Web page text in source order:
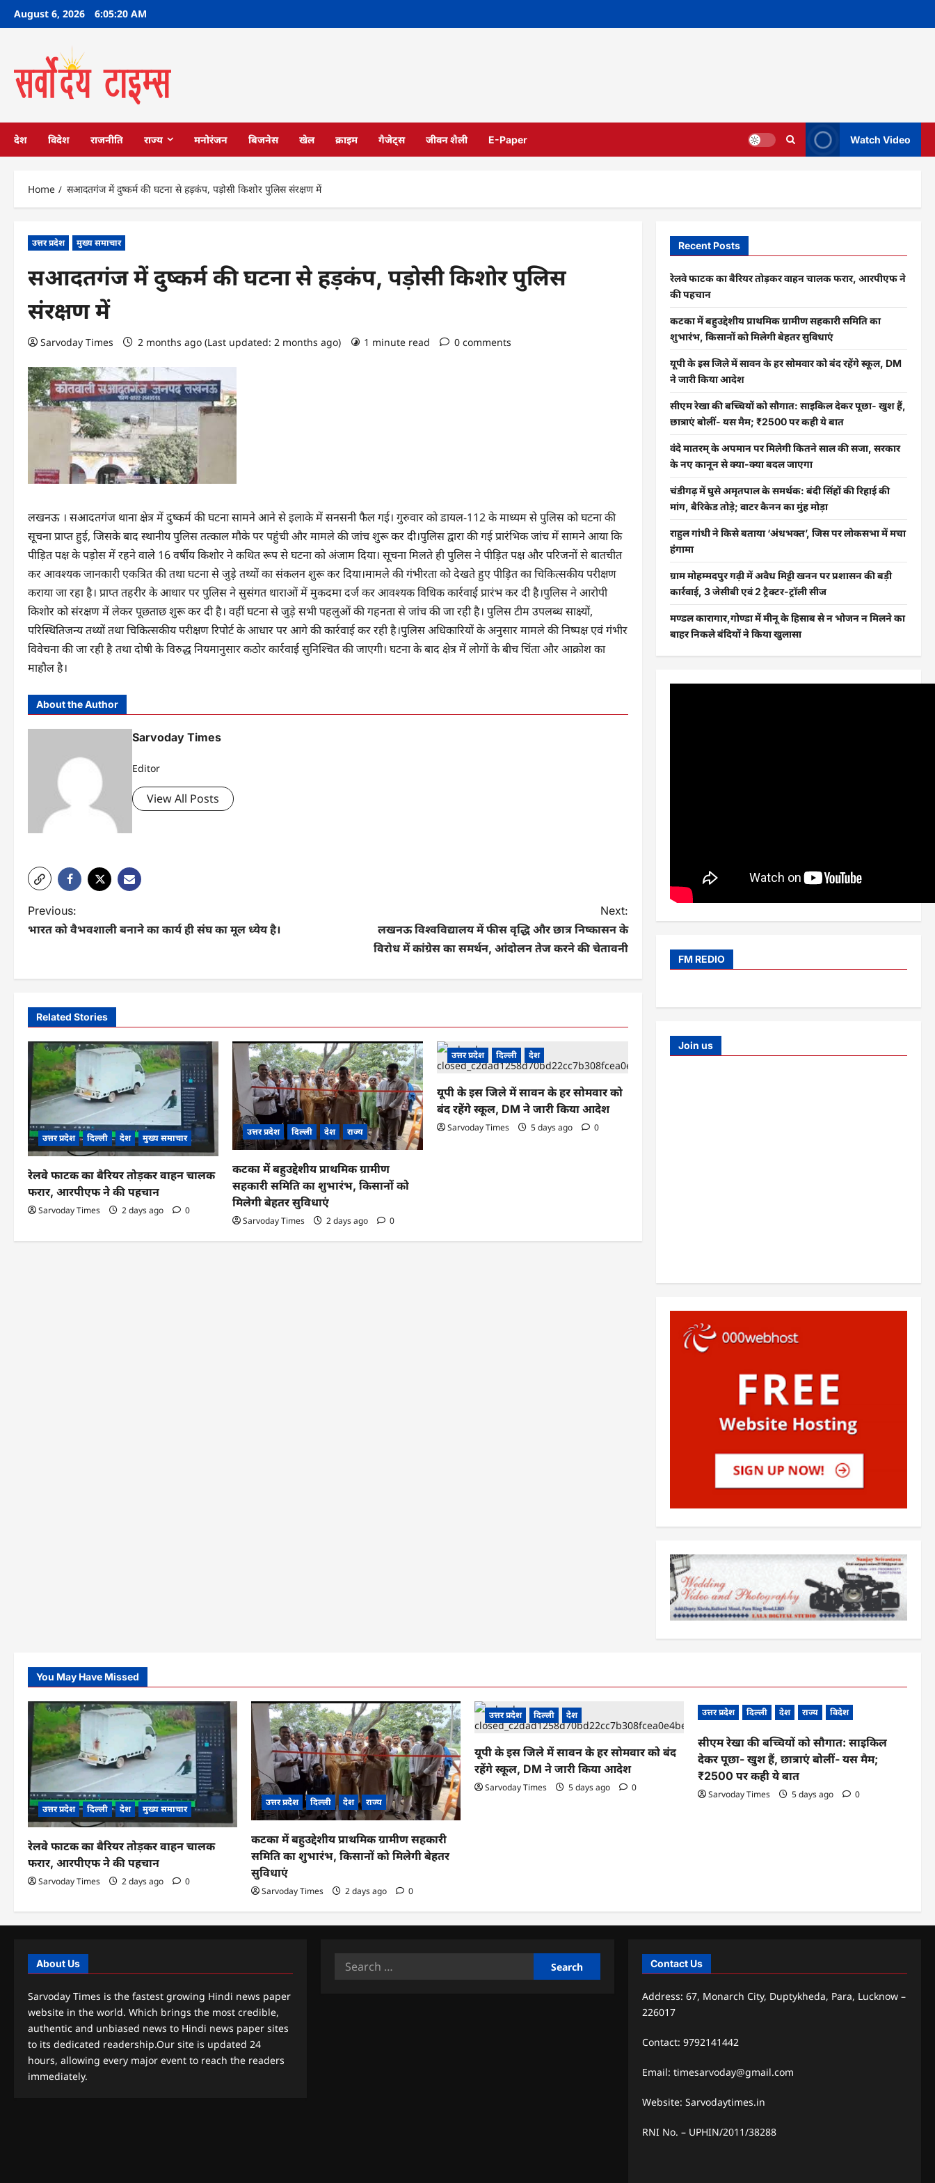
SkipAugust 6, 2026 6:05:21 AM
देश विदेश राजनीति राज्य मनोरंजन बिजनेस खेल क्राइम गैजेट्स जीवन शैली E-Paper Watch Video
Home सआदतगंज में दुष्कर्म की घटना से हड़कंप, पड़ोसी किशोर पुलिस संरक्षण में
उत्तर प्रदेश मुख्य समाचार
सआदतगंज में दुष्कर्म की घटना से हड़कंप, पड़ोसी किशोर पुलिस
संरक्षण में
Sarvoday Times 2 months ago (Last updated: 2 months ago) 1 minute read 0 comments
लखनऊ । सआदतगंज थाना क्षेत्र में दुष्कर्म की घटना सामने आने से इलाके में सनसनी फैल गई। गुरुवार को डायल-112 के माध्यम से पुलिस को घटना की
सूचना प्राप्त हुई, जिसके बाद स्थानीय पुलिस तत्काल मौके पर पहुंची और मामले की जांच शुरू कर दी।पुलिस द्वारा की गई प्रारंभिक जांच में सामने आया कि
पीड़ित पक्ष के पड़ोस में रहने वाले 16 वर्षीय किशोर ने कथित रूप से घटना को अंजाम दिया। सूचना मिलते ही पुलिस ने पीड़ित पक्ष और परिजनों से बातचीत
कर आवश्यक जानकारी एकत्रित की तथा घटना से जुड़े तथ्यों का संकलन शुरू कर दिया।मामले की गंभीरता को देखते हुए पीड़ित का चिकित्सकीय परीक्षण
कराया जा रहा है। प्राप्त तहरीर के आधार पर पुलिस ने सुसंगत धाराओं में मुकदमा दर्ज कर आवश्यक विधिक कार्रवाई प्रारंभ कर दी है।पुलिस ने आरोपी
किशोर को संरक्षण में लेकर पूछताछ शुरू कर दी है। वहीं घटना से जुड़े सभी पहलुओं की गहनता से जांच की जा रही है। पुलिस टीम उपलब्ध साक्ष्यों,
परिस्थितिजन्य तथ्यों तथा चिकित्सकीय परीक्षण रिपोर्ट के आधार पर आगे की कार्रवाई कर रही है।पुलिस अधिकारियों के अनुसार मामले की निष्पक्ष एवं गंभीर
विवेचना की जा रही है तथा दोषी के विरुद्ध नियमानुसार कठोर कार्रवाई सुनिश्चित की जाएगी। घटना के बाद क्षेत्र में लोगों के बीच चिंता और आक्रोश का
माहौल है।
About the Author
Sarvoday Times
Editor
View All Posts
P
o
n
a
v
g
a
t
i
o
n
Previous:
भारत को वैभवशाली बनाने का कार्य ही संघ का मूल ध्येय है।
Next:
लखनऊ विश्वविद्यालय में फीस वृद्धि और छात्र निष्कासन के
विरोध में कांग्रेस का समर्थन, आंदोलन तेज करने की चेतावनी
Related Stories
उत्तर प्रदेश दिल्ली देश मुख्य समाचार
रेलवे फाटक का बैरियर तोड़कर वाहन चालक
फरार, आरपीएफ ने की पहचान
Sarvoday Times 2 days ago 0
उत्तर प्रदेश दिल्ली देश राज्य
कटका में बहुउद्देशीय प्राथमिक ग्रामीण
सहकारी समिति का शुभारंभ, किसानों को
मिलेगी बेहतर सुविधाएं
Sarvoday Times 2 days ago 0
उत्तर प्रदेश दिल्ली देश
यूपी के इस जिले में सावन के हर सोमवार को
बंद रहेंगे स्कूल, DM ने जारी किया आदेश
Sarvoday Times 5 days ago 0
Recent Posts
रेलवे फाटक का बैरियर तोड़कर वाहन चालक फरार, आरपीएफ ने
की पहचान
कटका में बहुउद्देशीय प्राथमिक ग्रामीण सहकारी समिति का
शुभारंभ, किसानों को मिलेगी बेहतर सुविधाएं
यूपी के इस जिले में सावन के हर सोमवार को बंद रहेंगे स्कूल, DM
ने जारी किया आदेश
सीएम रेखा की बच्चियों को सौगात: साइकिल देकर पूछा- खुश हैं,
छात्राएं बोलीं- यस मैम; ₹2500 पर कही ये बात
वंदे मातरम् के अपमान पर मिलेगी कितने साल की सजा, सरकार
के नए कानून से क्या-क्या बदल जाएगा
चंडीगढ़ में घुसे अमृतपाल के समर्थक: बंदी सिंहों की रिहाई की
मांग, बैरिकेड तोड़े; वाटर कैनन का मुंह मोड़ा
राहुल गांधी ने किसे बताया ‘अंधभक्त’, जिस पर लोकसभा में मचा
हंगामा
ग्राम मोहम्मदपुर गढ़ी में अवैध मिट्टी खनन पर प्रशासन की बड़ी
कार्रवाई, 3 जेसीबी एवं 2 ट्रैक्टर-ट्रॉली सीज
मण्डल कारागार,गोण्डा में मीनू के हिसाब से न भोजन न मिलने का
बाहर निकले बंदियों ने किया खुलासा
FM REDIO
Join us
You May Have Missed
उत्तर प्रदेश दिल्ली देश मुख्य समाचार
रेलवे फाटक का बैरियर तोड़कर वाहन चालक
फरार, आरपीएफ ने की पहचान
Sarvoday Times 2 days ago 0
उत्तर प्रदेश दिल्ली देश राज्य
कटका में बहुउद्देशीय प्राथमिक ग्रामीण सहकारी
समिति का शुभारंभ, किसानों को मिलेगी बेहतर
सुविधाएं
Sarvoday Times 2 days ago 0
उत्तर प्रदेश दिल्ली देश
यूपी के इस जिले में सावन के हर सोमवार को बंद
रहेंगे स्कूल, DM ने जारी किया आदेश
Sarvoday Times 5 days ago 0
उत्तर प्रदेश दिल्ली देश राज्य विदेश
सीएम रेखा की बच्चियों को सौगात: साइकिल
देकर पूछा- खुश हैं, छात्राएं बोलीं- यस मैम;
₹2500 पर कही ये बात
Sarvoday Times 5 days ago 0
About Us
Sarvoday Times is the fastest growing Hindi news paper
website in the world. Which brings the most credible,
authentic and unbiased news to Hindi news paper sites
to its dedicated readership.Our site is updated 24
hours, allowing every major event to reach the readers
immediately.
Search
Contact Us
Address: 67, Monarch City, Duptykheda, Para, Lucknow –
226017
Contact: 9792141442
Email: timesarvoday@gmail.com
Website: Sarvodaytimes.in
RNI No. – UPHIN/2011/38288